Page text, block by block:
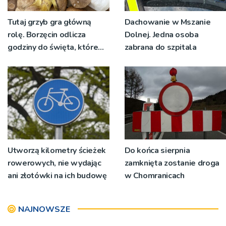
Tutaj grzyb gra główną
rolę. Borzęcin odlicza
godziny do święta, które
pokoleń
Dachowanie w Mszanie
Dolnej. Jedna osoba
zabrana do szpitala
Utworzą kilometry ścieżek
rowerowych, nie wydając
ani złotówki na ich budowę
Do końca sierpnia
zamknięta zostanie droga
w Chomranicach
NAJNOWSZE